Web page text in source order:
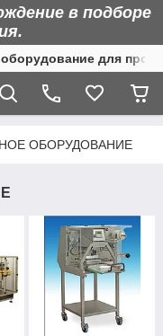
в подборе
для
ОБОРУДОВАНИЕ